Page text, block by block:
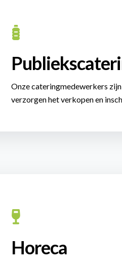
Onze cateringmedewerkers
verzorgen het verkopen en
Horeca